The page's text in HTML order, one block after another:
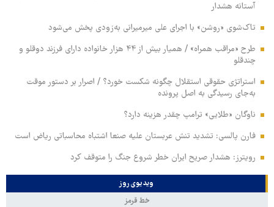
آستانه هشدار
تاک‌شوی «روشن» با اجرای علی میرمیرانی به‌زودی پخش می‌شود
طرح «مراقب همراه» / همیار بیش از ۴۴ هزار خانواده دارای فرزند دوقلو و
چندقلو
استراتژی حقوقی استقلال چگونه شکست خورد؟ / اصرار بر دستور موقت
به‌جای رسیدگی به اصل پرونده
ناوگان «طلایی» ترامپ چقدر هزینه دارد؟
فارن پالسی: تشدید تنش عربستان علیه صنعا اشتباه محاسباتی ریاض است
رویترز: هشدار صریح ایران خطر شروع جنگ را متوقف کرد
ویدیوی روز
خط قرمز